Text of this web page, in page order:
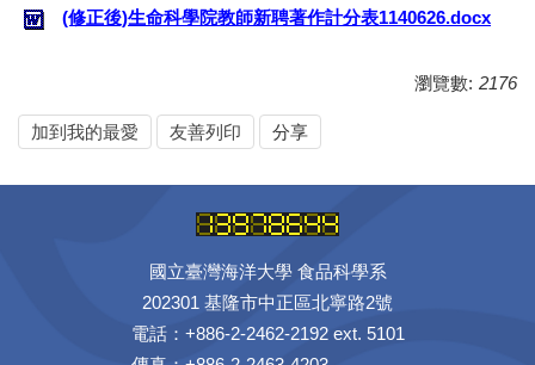
(修正後)生命科學院教師新聘著作計分表1140626.docx
瀏覽數: 2176
加到我的最愛 友善列印 分享
國立臺灣海洋大學 食品科學系
202301 基隆市中正區北寧路2號
電話：+886-2-2462-2192 ext. 5101